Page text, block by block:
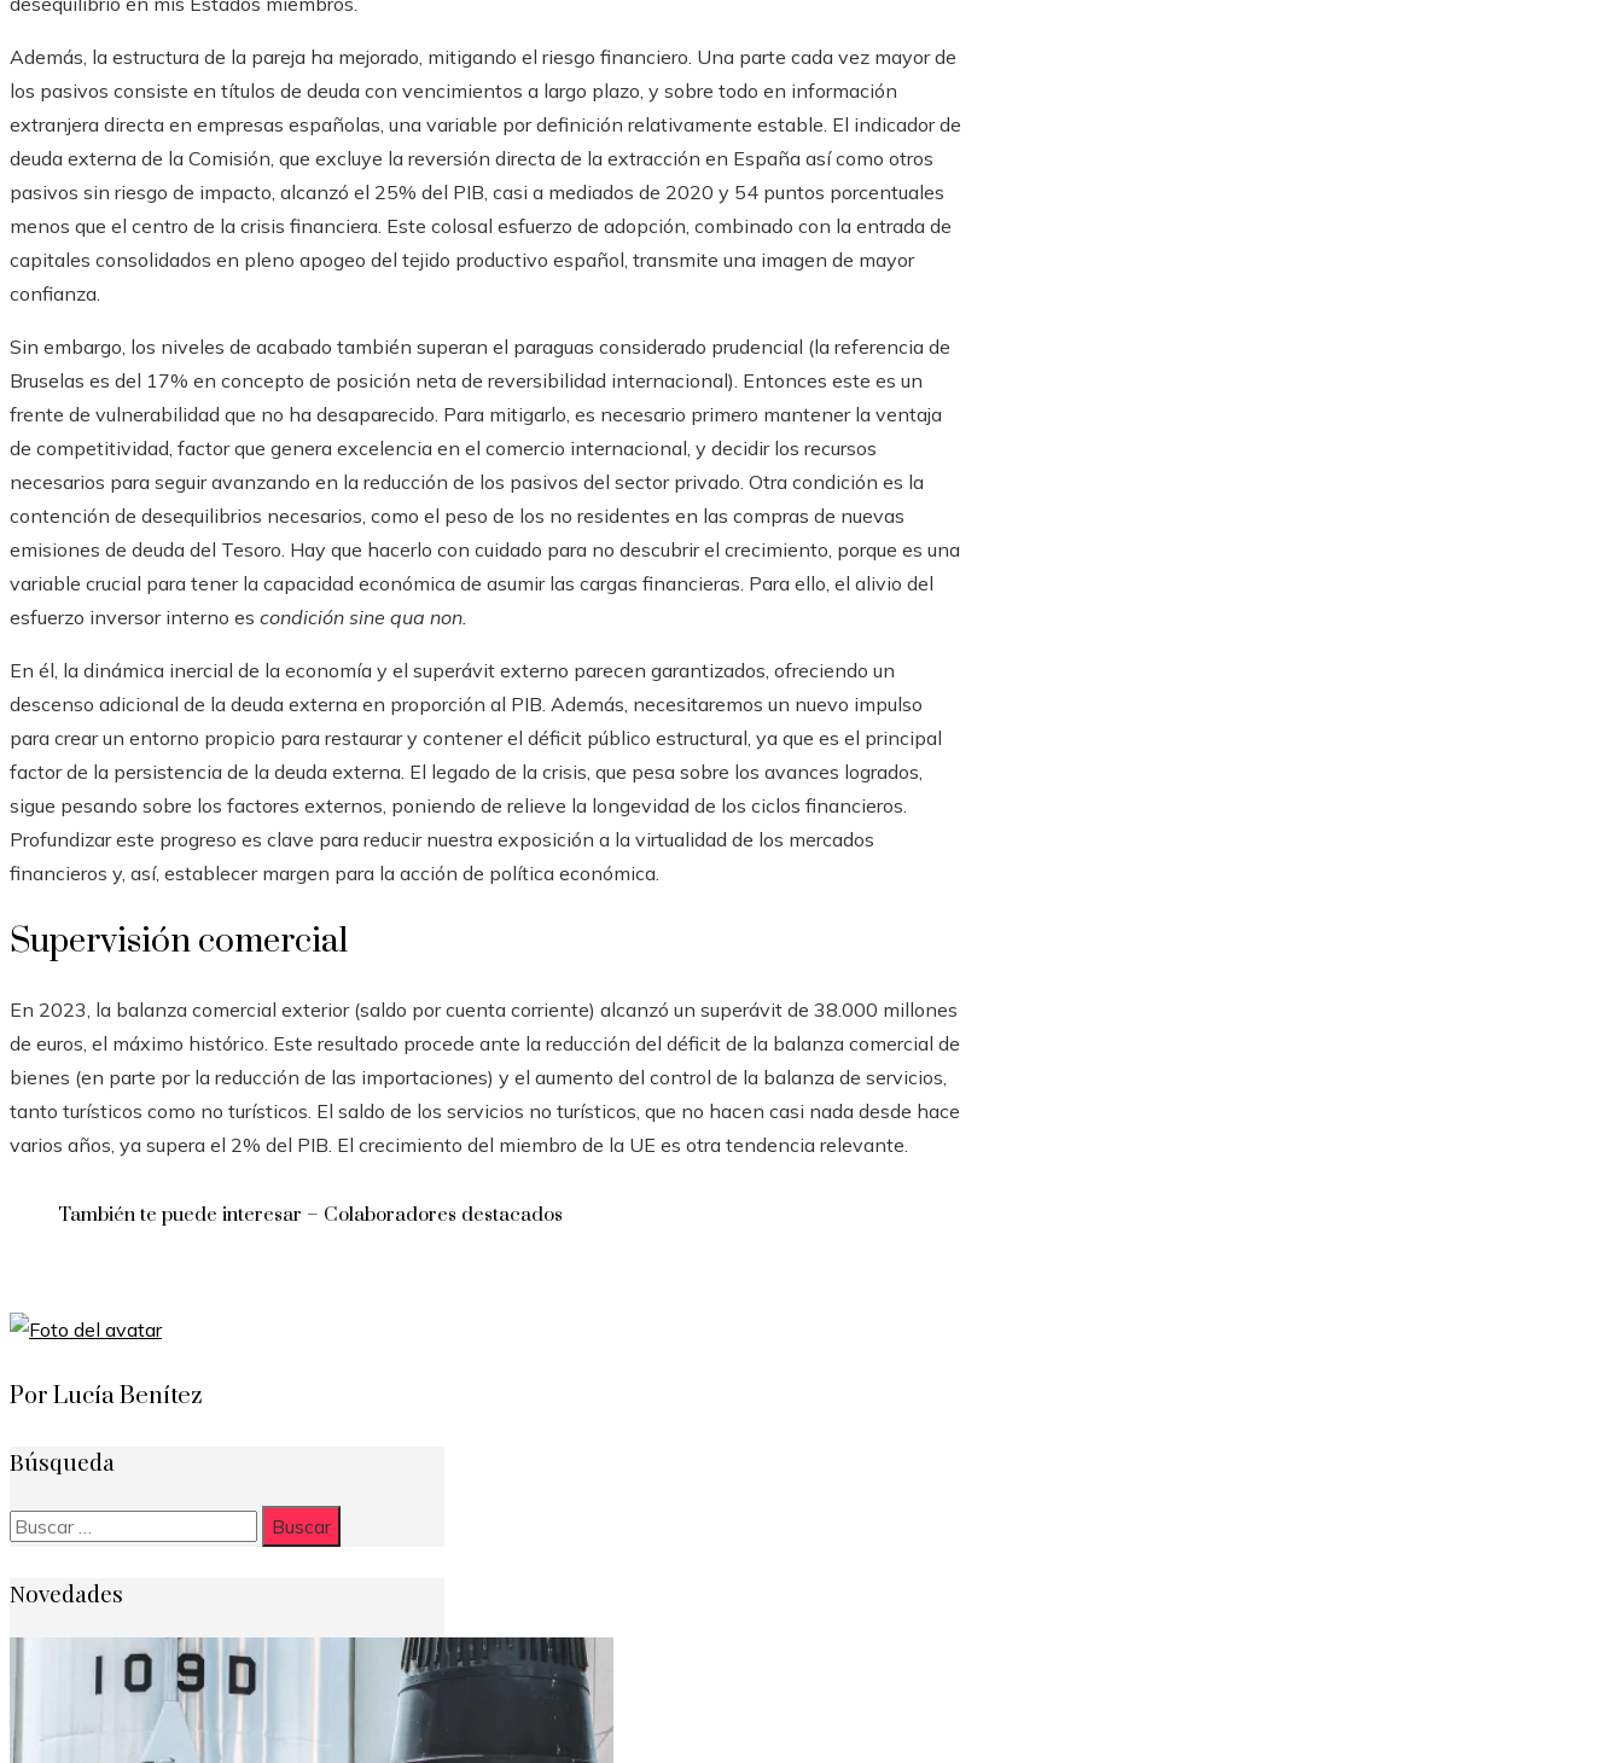
Además, la estructura de la pareja ha mejorado, mitigando el riesgo financiero. Una parte cada vez mayor de
los pasivos consiste en títulos de deuda con vencimientos a largo plazo, y sobre todo en información
extranjera directa en empresas españolas, una variable por definición relativamente estable. El indicador de
deuda externa de la Comisión, que excluye la reversión directa de la extracción en España así como otros
pasivos sin riesgo de impacto, alcanzó el 25% del PIB, casi a mediados de 2020 y 54 puntos porcentuales
menos que el centro de la crisis financiera. Este colosal esfuerzo de adopción, combinado con la entrada de
capitales consolidados en pleno apogeo del tejido productivo español, transmite una imagen de mayor
confianza.
Sin embargo, los niveles de acabado también superan el paraguas considerado prudencial (la referencia de
Bruselas es del 17% en concepto de posición neta de reversibilidad internacional). Entonces este es un
frente de vulnerabilidad que no ha desaparecido. Para mitigarlo, es necesario primero mantener la ventaja
de competitividad, factor que genera excelencia en el comercio internacional, y decidir los recursos
necesarios para seguir avanzando en la reducción de los pasivos del sector privado. Otra condición es la
contención de desequilibrios necesarios, como el peso de los no residentes en las compras de nuevas
emisiones de deuda del Tesoro. Hay que hacerlo con cuidado para no descubrir el crecimiento, porque es una
variable crucial para tener la capacidad económica de asumir las cargas financieras. Para ello, el alivio del
esfuerzo inversor interno es condición sine qua non.
En él, la dinámica inercial de la economía y el superávit externo parecen garantizados, ofreciendo un
descenso adicional de la deuda externa en proporción al PIB. Además, necesitaremos un nuevo impulso
para crear un entorno propicio para restaurar y contener el déficit público estructural, ya que es el principal
factor de la persistencia de la deuda externa. El legado de la crisis, que pesa sobre los avances logrados,
sigue pesando sobre los factores externos, poniendo de relieve la longevidad de los ciclos financieros.
Profundizar este progreso es clave para reducir nuestra exposición a la virtualidad de los mercados
financieros y, así, establecer margen para la acción de política económica.
Supervisión comercial
En 2023, la balanza comercial exterior (saldo por cuenta corriente) alcanzó un superávit de 38.000 millones
de euros, el máximo histórico. Este resultado procede ante la reducción del déficit de la balanza comercial de
bienes (en parte por la reducción de las importaciones) y el aumento del control de la balanza de servicios,
tanto turísticos como no turísticos. El saldo de los servicios no turísticos, que no hacen casi nada desde hace
varios años, ya supera el 2% del PIB. El crecimiento del miembro de la UE es otra tendencia relevante.
También te puede interesar – Colaboradores destacados
Por Lucía Benítez
Búsqueda
Buscar:
Novedades